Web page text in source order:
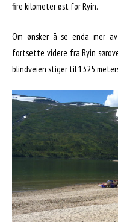
fire kilometer øst for Ryin.
Om ønsker å se enda mer
fortsette videre fra Ryin
blindveien stiger til 1325